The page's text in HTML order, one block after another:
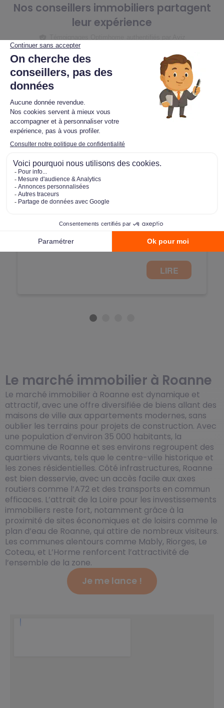
Nos conseillers immobiliers partagent
leur expérience
Le marché immobilier à Roanne
Le marché immobilier à Roanne est dynamique et
attractif, avec une offre diversifiée de biens allant des
maisons de ville aux appartements modernes, sans
oublier les terrains pour projets de construction. Avec
une population d’environ 35 000 habitants, la
commune de Roanne et ses environs regroupent des
quartiers vivants, tels que le centre-ville historique et
les zones résidentielles. Côté infrastructures, Roanne
est bien desservie, avec un accès facile aux axes
routiers comme l’A72 et des transports en commun
efficaces. L’attrait de la Loire pour les investissements
immobiliers reste fort, notamment grâce à la
proximité de sites économiques et de loisirs comme le
plan d’eau de Roanne, qui attire de nombreux visiteurs.
Les communes alentours comme Mably, Riorges, Le
Coteau, et L’Horme renforcent l’attractivité de
l’ensemble de la zone.
Je me lance !